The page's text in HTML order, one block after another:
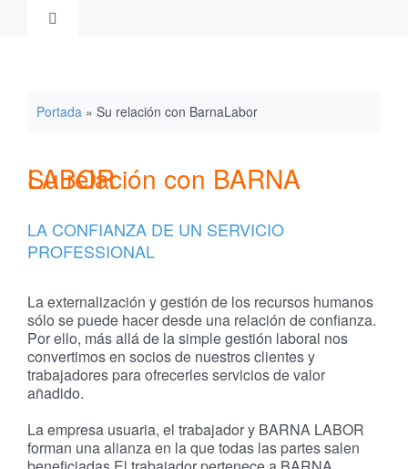
Toggle
Candidatos
Empresas
ES
CA
Portada» Su relación con BarnaLabor
Su relación con BARNA LABOR
LA CONFIANZA DE UN SERVICIO
PROFESSIONAL
La externalización y gestión de los recursos humanos
sólo se puede hacer desde una relación de confianza.
Por ello, más allá de la simple gestión laboral nos
convertimos en socios de nuestros clientes y
trabajadores para ofrecerles servicios de valor
añadido.
La empresa usuaria, el trabajador y BARNA LABOR
forman una alianza en la que todas las partes salen